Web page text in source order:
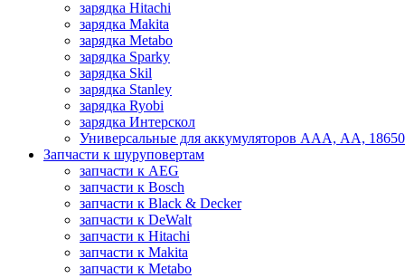
зарядка Hitachi
зарядка Makita
зарядка Metabo
зарядка Sparky
зарядка Skil
зарядка Stanley
зарядка Ryobi
зарядка Интерскол
Универсальные для аккумуляторов ААА, АА,
Запчасти к шуруповертам
запчасти к AEG
запчасти к Bosch
запчасти к Black & Decker
запчасти к DeWalt
запчасти к Hitachi
запчасти к Makita
запчасти к Metabo